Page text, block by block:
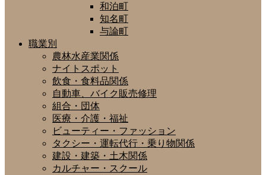
和泊町
知名町
与論町
職業別
農林水産業関係
ナイトスポット
飲食・食料品関係
自動車、バイク販売修理
組合・団体
医療・介護・福祉
ビューティー・ファッション
タクシー・運転代行・乗り物関係
建設・建築・土木関係
カルチャー・スクール